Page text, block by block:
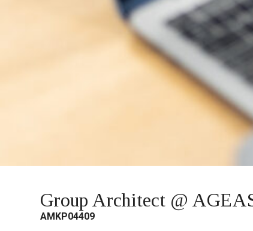
Group Architect @
AMKP04409